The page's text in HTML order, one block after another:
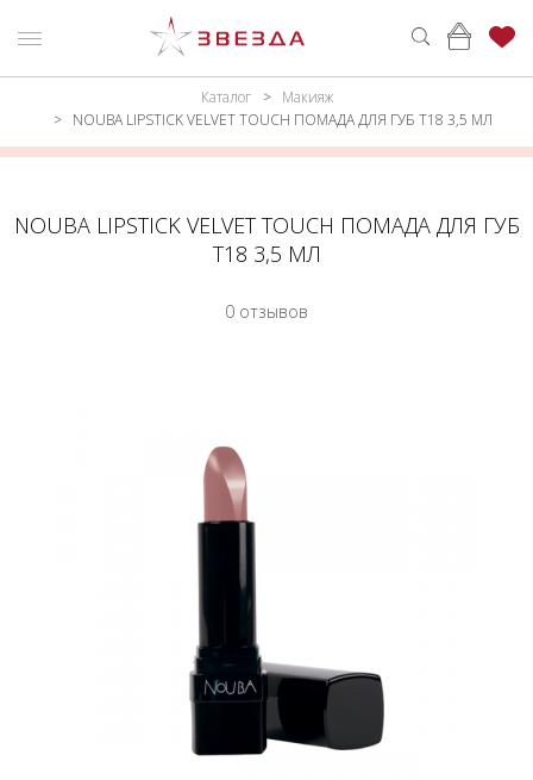
ВОЙТИ
МАКИЯЖ
Каталог
Макияж
NOUBA LIPSTICK VELVET TOUCH ПОМАДА ДЛЯ ГУБ Т18 3,5 МЛ
NOUBA LIPSTICK VELVET TOUCH ПОМАДА ДЛЯ ГУБ
Т18 3,5 МЛ
0 отзывов